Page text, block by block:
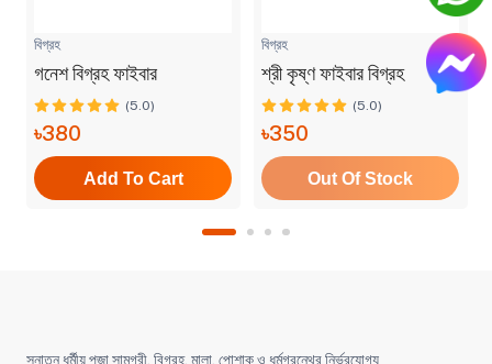
বিগ্রহ
গনেশ বিগ্রহ ফাইবার
(5.0)
৳380
Add To Cart
বিগ্রহ
শ্রী কৃষ্ণ ফাইবার বিগ্রহ
(5.0)
৳350
Out Of Stock
সনাতন ধর্মীয় পূজা সামগ্রী, বিগ্রহ, মালা, পোশাক ও ধর্মগ্রন্থের নির্ভরযোগ্য